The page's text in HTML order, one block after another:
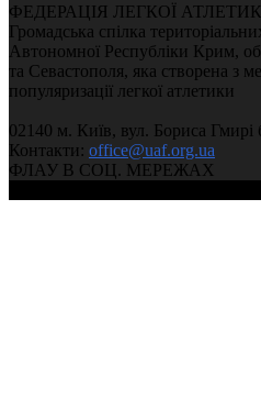
ФЕДЕРАЦІЯ ЛЕГКОЇ
Громадська спілка
Автономної Республіки Крим,
та Севастополя, яка створена з
популяризації легкої атлетики
02140 м. Київ, вул. Бориса Гмирі
Контакти: office@uaf.org.ua
ФЛАУ В СОЦ. МЕРЕЖАХ